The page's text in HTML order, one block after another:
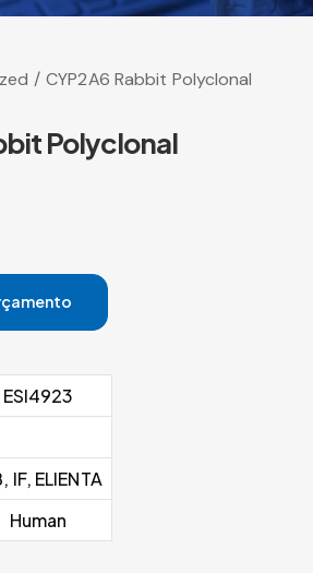
CYP2A6 Rabbit Polyclonal
Polyclonal
ESI4923
IF, ELIENTA
Human